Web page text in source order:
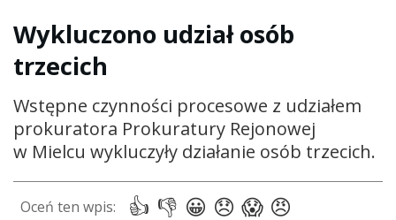
Wykluczono udział osób
trzecich
Wstępne czynności procesowe z udziałem
prokuratora Prokuratury Rejonowej
w Mielcu wykluczyły działanie osób trzecich.